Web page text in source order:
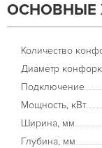
ОСНОВНЫЕ
Количество
Диаметр
Подключение
Мощность, кВт
Ширина, мм
Глубина, мм